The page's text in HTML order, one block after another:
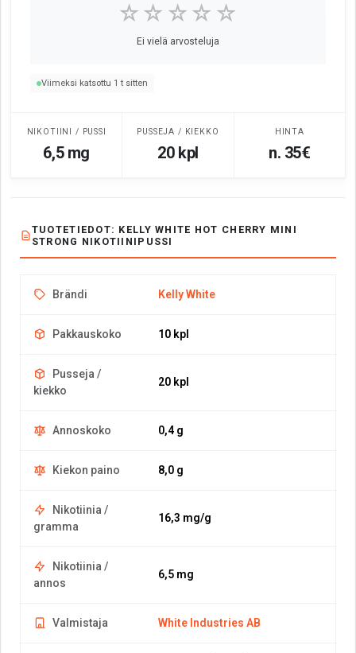
☆☆☆☆☆
Ei vielä arvosteluja
Viimeksi katsottu 1 t sitten
NIKOTIINI / PUSSI
6,5 mg
PUSSEJA / KIEKKO
20 kpl
HINTA
n. 35€
TUOTETIEDOT: KELLY WHITE HOT CHERRY MINI
STRONG NIKOTIINIPUSSI
Brändi Kelly White
Pakkauskoko 10 kpl
Pusseja /
kiekko
20 kpl
Annoskoko 0,4 g
Kiekon paino 8,0 g
Nikotiinia /
gramma
16,3 mg/g
Nikotiinia /
annos
6,5 mg
Valmistaja White Industries AB